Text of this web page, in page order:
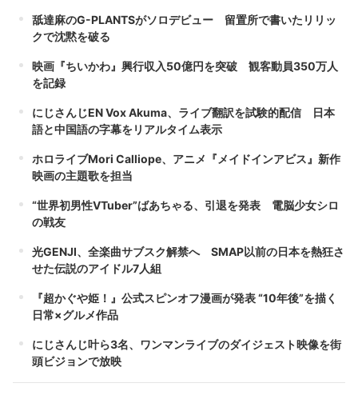
舐達麻のG-PLANTSがソロデビュー 留置所で書いたリリッ
クで沈黙を破る
映画『ちいかわ』興行収入50億円を突破 観客動員350万人
を記録
にじさんじEN Vox Akuma、ライブ翻訳を試験的配信 日本
語と中国語の字幕をリアルタイム表示
ホロライブMori Calliope、アニメ『メイドインアビス』新作
映画の主題歌を担当
“世界初男性VTuber”ばあちゃる、引退を発表 電脳少女シロ
の戦友
光GENJI、全楽曲サブスク解禁へ SMAP以前の日本を熱狂さ
せた伝説のアイドル7人組
『超かぐや姫！』公式スピンオフ漫画が発表 “10年後”を描く
日常×グルメ作品
にじさんじ叶ら3名、ワンマンライブのダイジェスト映像を街
頭ビジョンで放映